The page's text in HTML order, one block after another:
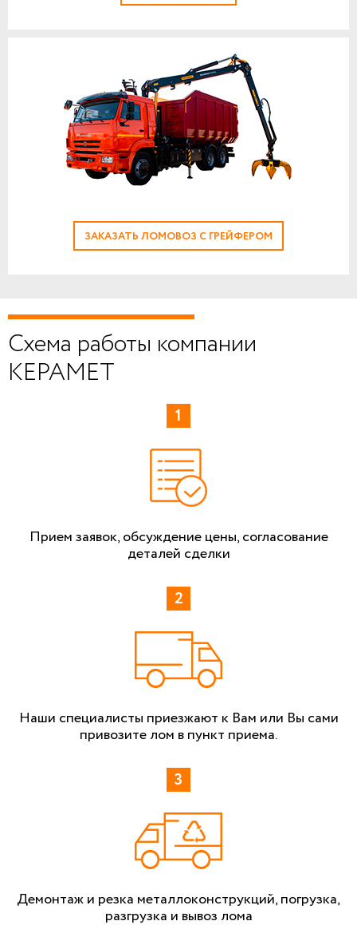
ЗАКАЗАТЬ ЛОМОВОЗ С ГРЕЙФЕРОМ
Схема работы компании
КЕРАМЕТ
Прием заявок, обсуждение цены, согласование
деталей сделки
Наши специалисты приезжают к Вам или Вы сами
привозите лом в пункт приема.
Демонтаж и резка металлоконструкций, погрузка,
разгрузка и вывоз лома